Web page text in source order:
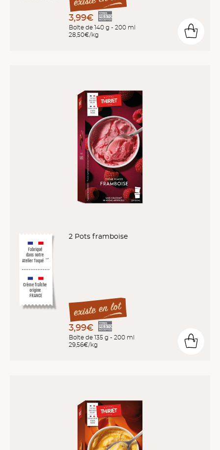
3,99€
Boîte de 140 g - 200 ml
28,50€/kg
Fabriqué
dans notre
Atelier Toqué
™*
Crème fraîche
origine
FRANCE
2 Pots framboise
3,99€
Boîte de 135 g - 200 ml
29,56€/kg